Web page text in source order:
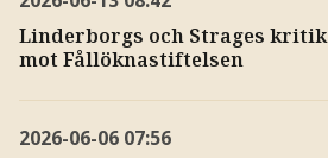
Linderborgs och Strages kritik
mot Fållöknastiftelsen
2026-06-06 07:56